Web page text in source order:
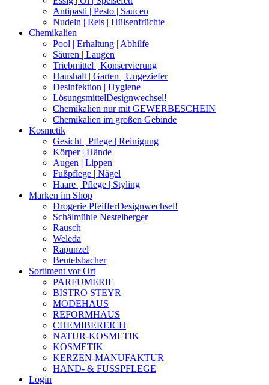
Antipasti | Pesto | Saucen
Nudeln | Reis | Hülsenfrüchte
Chemikalien
Pool | Erhaltung | Abhilfe
Säuren | Laugen
Triebmittel | Konservierung
Haushalt | Garten | Ungeziefer
Desinfektion | Hygiene
LösungsmittelDesignwechsel!
Chemikalien nur mit GEWERBESCHEIN
Chemikalien im großen Gebinde
Kosmetik
Gesicht | Pflege | Reinigung
Körper | Hände
Augen | Lippen
Fußpflege | Nägel
Haare | Pflege | Styling
Marken im Shop
Drogerie PfeifferDesignwechsel!
Schälmühle Nestelberger
Rausch
Weleda
Rapunzel
Beutelsbacher
Sortiment vor Ort
PARFUMERIE
BISTRO STEYR
MODEHAUS
REFORMHAUS
CHEMIBEREICH
NATUR-KOSMETIK
KOSMETIK
KERZEN-MANUFAKTUR
HAND- & FUSSPFLEGE
Login